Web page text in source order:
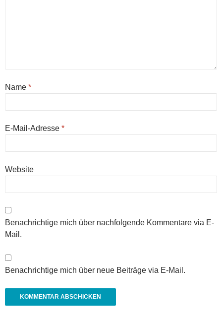
Name *
E-Mail-Adresse *
Website
Benachrichtige mich über nachfolgende Kommentare via E-
Mail.
Benachrichtige mich über neue Beiträge via E-Mail.